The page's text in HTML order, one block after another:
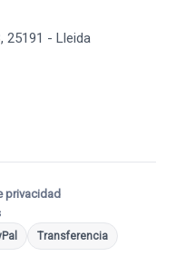
25191 - Lleida
privacidad
Transferencia